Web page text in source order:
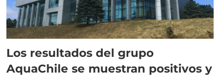
Los resultados del grupo
AquaChile se muestran positivos y